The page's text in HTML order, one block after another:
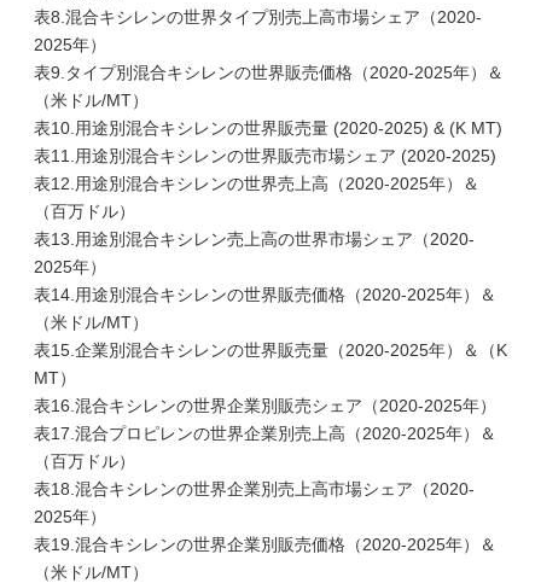
表8.混合キシレンの世界タイプ別売上高市場シェア（2020-
2025年）
表9.タイプ別混合キシレンの世界販売価格（2020-2025年）＆
（米ドル/MT）
表10.用途別混合キシレンの世界販売量 (2020-2025) & (K MT)
表11.用途別混合キシレンの世界販売市場シェア (2020-2025)
表12.用途別混合キシレンの世界売上高（2020-2025年）＆
（百万ドル）
表13.用途別混合キシレン売上高の世界市場シェア（2020-
2025年）
表14.用途別混合キシレンの世界販売価格（2020-2025年）＆
（米ドル/MT）
表15.企業別混合キシレンの世界販売量（2020-2025年）＆（K
MT）
表16.混合キシレンの世界企業別販売シェア（2020-2025年）
表17.混合プロピレンの世界企業別売上高（2020-2025年）＆
（百万ドル）
表18.混合キシレンの世界企業別売上高市場シェア（2020-
2025年）
表19.混合キシレンの世界企業別販売価格（2020-2025年）＆
（米ドル/MT）